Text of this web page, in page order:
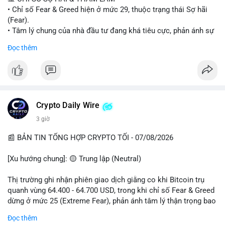
#vlikevn
• Chỉ số Fear & Greed hiện ở mức 29, thuộc trạng thái Sợ hãi
(Fear).
• Tâm lý chung của nhà đầu tư đang khá tiêu cực, phản ánh sự
• CoinGecko Trending: Plume (PLUME), Cash Cat (CASHCAT),
• LunarCrush Trending: Ethereum, Solana, Dogecoin, Polkadot,
Chainlink.
Viettel) và các từ khóa đời sống khác đang chiếm ưu thế.
💬 DÒNG CHẢY TIN TỨC & TRUYỀN THÔNG
năm tù đối với Sam Bankman-Fried (FTX).
• Tin tức vĩ mô: Cảnh báo về tình trạng stagflation (lạm phát
đình trệ) từ dữ liệu PMI của Mỹ; thu nhập của người Mỹ đang
• Tin tức Binance: Binance chuẩn bị nâng cấp dịch vụ giao dịch
Đọc thêm
Crypto Daily Wire
3 giờ
📰 BẢN TIN TỔNG HỢP CRYPTO TỐI - 07/08/2026
[Xu hướng chung]: 🟡 Trung lập (Neutral)
Thị trường ghi nhận phiên giao dịch giằng co khi Bitcoin trụ
quanh vùng 64.400 - 64.700 USD, trong khi chỉ số Fear & Greed
dừng ở mức 25 (Extreme Fear), phản ánh tâm lý thận trọng bao
Đọc thêm